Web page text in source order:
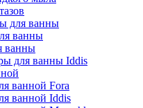
для ванны
ванны
ванны
для ванны Iddis
ванной Fora
ванной Iddis